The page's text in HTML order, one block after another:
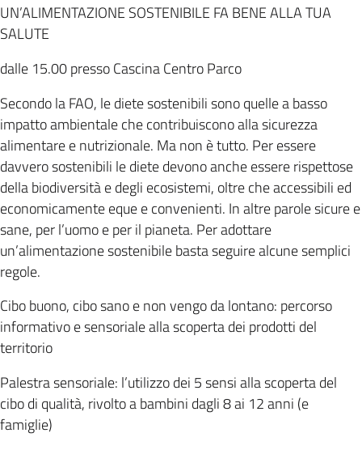
UN’ALIMENTAZIONE SOSTENIBILE FA BENE ALLA TUA
SALUTE
dalle 15.00 presso Cascina Centro Parco
Secondo la FAO, le diete sostenibili sono quelle a basso
impatto ambientale che contribuiscono alla sicurezza
alimentare e nutrizionale. Ma non è tutto. Per essere
davvero sostenibili le diete devono anche essere rispettose
della biodiversità e degli ecosistemi, oltre che accessibili ed
economicamente eque e convenienti. In altre parole sicure e
sane, per l’uomo e per il pianeta. Per adottare
un’alimentazione sostenibile basta seguire alcune semplici
regole.
Cibo buono, cibo sano e non vengo da lontano: percorso
informativo e sensoriale alla scoperta dei prodotti del
territorio
Palestra sensoriale: l’utilizzo dei 5 sensi alla scoperta del
cibo di qualità, rivolto a bambini dagli 8 ai 12 anni (e
famiglie)